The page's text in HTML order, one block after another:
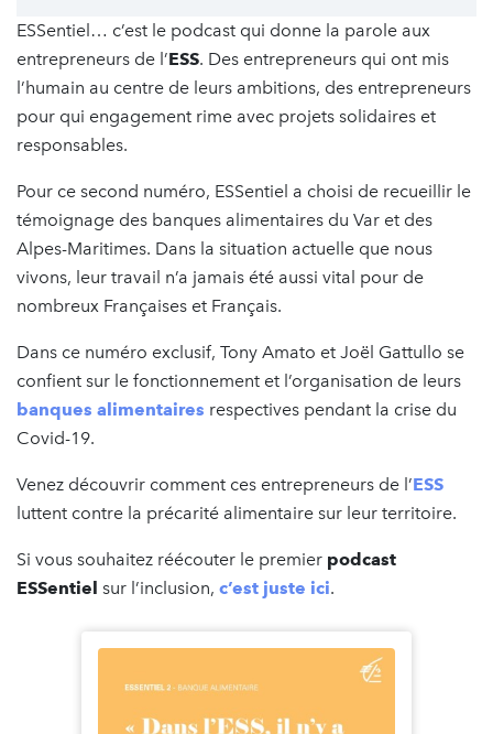
ESSentiel… c’est le podcast qui donne la parole aux
entrepreneurs de l’ESS. Des entrepreneurs qui ont mis
l’humain au centre de leurs ambitions, des entrepreneurs
pour qui engagement rime avec projets solidaires et
responsables.
Pour ce second numéro, ESSentiel a choisi de recueillir le
témoignage des banques alimentaires du Var et des
Alpes-Maritimes. Dans la situation actuelle que nous
vivons, leur travail n’a jamais été aussi vital pour de
nombreux Françaises et Français.
Dans ce numéro exclusif, Tony Amato et Joël Gattullo se
confient sur le fonctionnement et l’organisation de leurs
banques alimentaires respectives pendant la crise du
Covid-19.
Venez découvrir comment ces entrepreneurs de l’ESS
luttent contre la précarité alimentaire sur leur territoire.
Si vous souhaitez réécouter le premier podcast
ESSentiel sur l’inclusion, c’est juste ici.